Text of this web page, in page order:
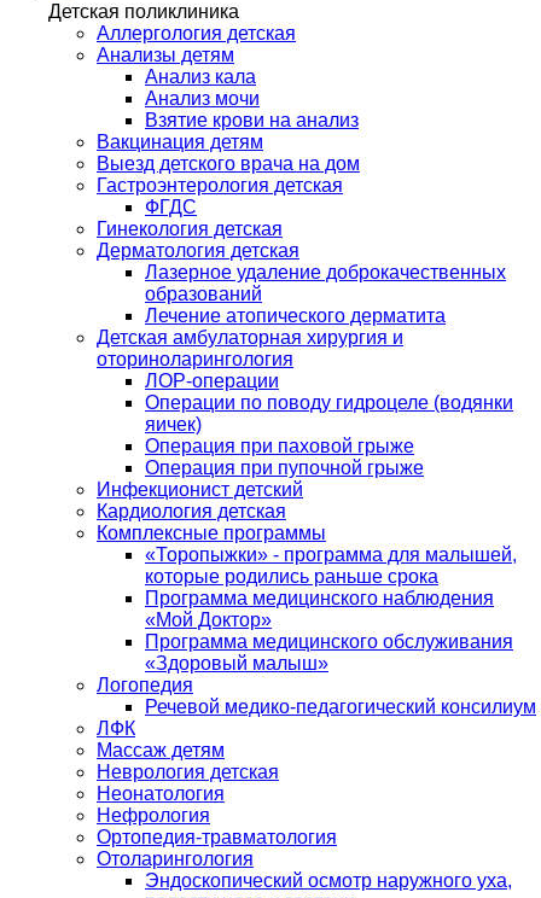
Детская поликлиника
Аллергология детская
Анализы детям
Анализ кала
Анализ мочи
Взятие крови на анализ
Вакцинация детям
Выезд детского врача на дом
Гастроэнтерология детская
ФГДС
Гинекология детская
Дерматология детская
Лазерное удаление доброкачественных
образований
Лечение атопического дерматита
Детская амбулаторная хирургия и
оториноларингология
ЛОР-операции
Операции по поводу гидроцеле (водянки
яичек)
Операция при паховой грыже
Операция при пупочной грыже
Инфекционист детский
Кардиология детская
Комплексные программы
«Торопыжки» - программа для малышей,
которые родились раньше срока
Программа медицинского наблюдения
«Мой Доктор»
Программа медицинского обслуживания
«Здоровый малыш»
Логопедия
Речевой медико-педагогический консилиум
ЛФК
Массаж детям
Неврология детская
Неонатология
Нефрология
Ортопедия-травматология
Отоларингология
Эндоскопический осмотр наружного уха,